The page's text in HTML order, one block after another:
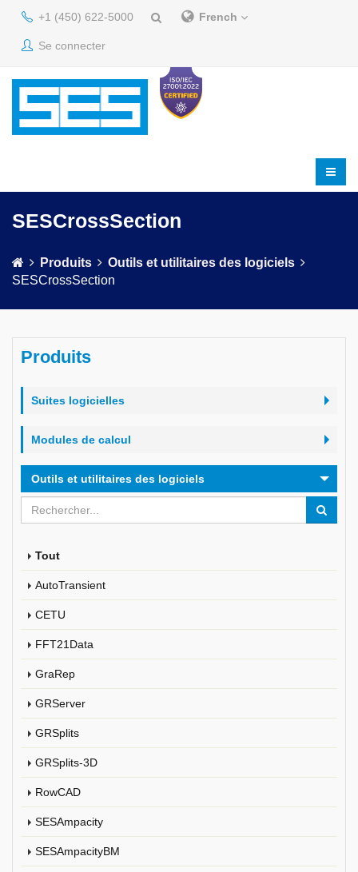
+1 (450) 622-5000 French
Se connecter
SESCrossSection
Produits
Outils et utilitaires des logiciels
SESCrossSection
Produits
Suites logicielles
Modules de calcul
Outils et utilitaires des logiciels
Tout
AutoTransient
CETU
FFT21Data
GraRep
GRServer
GRSplits
GRSplits-3D
RowCAD
SESAmpacity
SESAmpacityBM